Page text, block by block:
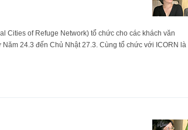
Cities of Refuge Network) tổ chức cho các khách văn
24.3 đến Chủ Nhật 27.3. Cùng tổ chức với ICORN là